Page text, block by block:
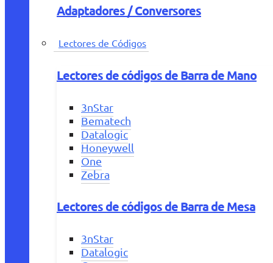
Adaptadores / Conversores
Lectores de Códigos
Lectores de códigos de Barra de Mano
3nStar
Bematech
Datalogic
Honeywell
One
Zebra
Lectores de códigos de Barra de Mesa
3nStar
Datalogic